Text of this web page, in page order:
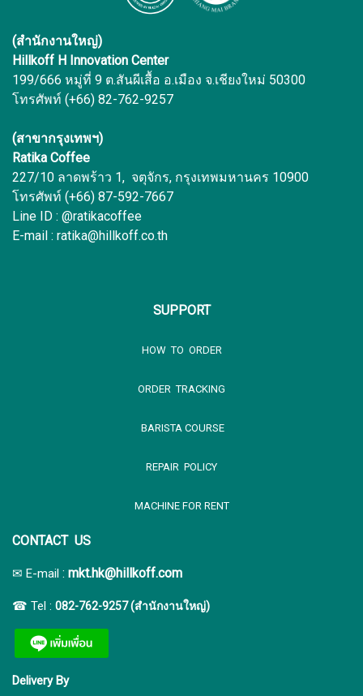
(สำนักงานใหญ่)
Hillkoff H Innovation Center
199/666 หมู่ที่ 9 ต.สันผีเสื้อ อ.เมือง จ.เชียงใหม่ 50300
โทรศัพท์ (+66) 82-762-9257
(สาขากรุงเทพฯ)
Ratika Coffee
227/10 ลาดพร้าว 1, จตุจักร, กรุงเทพมหานคร 10900
โทรศัพท์ (+66) 87-592-7667
Line ID : @ratikacoffee
E-mail : ratika@hillkoff.co.th
SUPPORT
HOW TO ORDER
ORDER TRACKING
BARISTA COURSE
REPAIR POLICY
MACHINE FOR RENT
CONTACT US
✉ E-mail : mkt.hk@hillkoff.com
☎ Tel : 082-762-9257 (สำนักงานใหญ่)
Delivery By